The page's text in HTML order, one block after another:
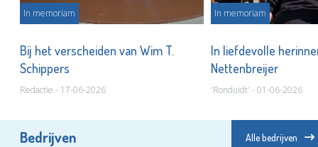
In memoriam
Bij het verscheiden van Wim T.
Schippers
Redactie - 17-06-2026
In memoriam
In liefdevolle
Nettenbreijer
'Ronduidt' - 01-06-2026
Bedrijven Alle bedrijven